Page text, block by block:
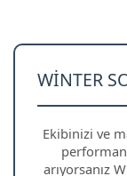
WINTER
Ekibinizi ve
arıyorsanız